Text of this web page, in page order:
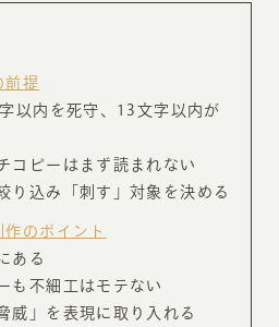
前提
以内を死守、13文字以内が
コピーはまず読まれない
り込み「刺す」対象を決める
のポイント
ある
も不細工はモテない
威」を表現に取り入れる